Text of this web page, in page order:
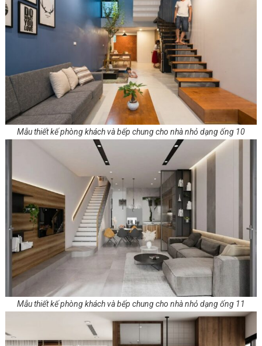
Mẫu thiết kế phòng khách và bếp chung cho nhà nhỏ dạng ống 10
Mẫu thiết kế phòng khách và bếp chung cho nhà nhỏ dạng ống 11